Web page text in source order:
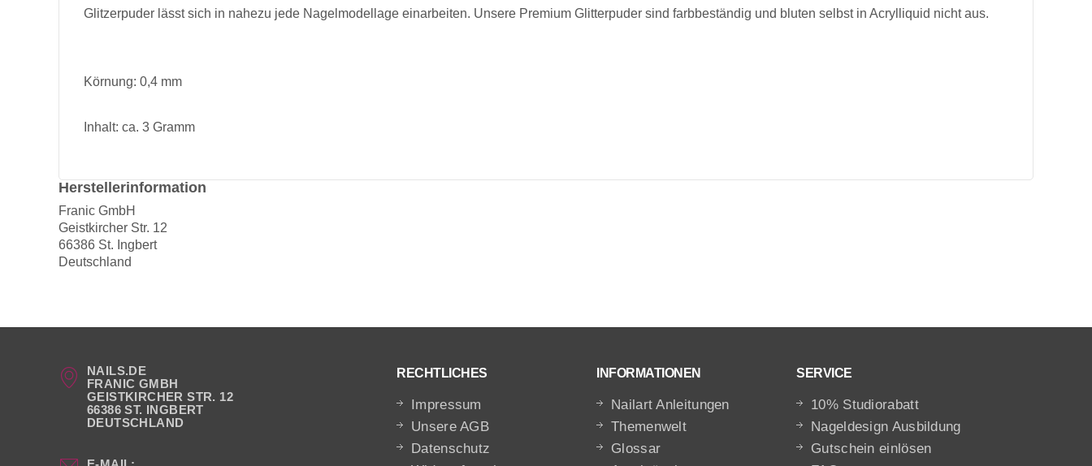
Glitzerpuder lässt sich in nahezu jede Nagelmodellage einarbeiten. Unsere Premium Glitterpuder sind farbbeständig und bluten selbst in Acrylliquid nicht aus.
Körnung: 0,4 mm
Inhalt: ca. 3 Gramm
Herstellerinformation
Franic GmbH
Geistkircher Str. 12
66386 St. Ingbert
Deutschland
NAILS.DE
FRANIC GMBH
GEISTKIRCHER STR. 12
66386 ST. INGBERT
DEUTSCHLAND
RECHTLICHES
Impressum
Unsere AGB
Datenschutz
INFORMATIONEN
Nailart Anleitungen
Themenwelt
Glossar
SERVICE
10% Studiorabatt
Nageldesign Ausbildung
Gutschein einlösen